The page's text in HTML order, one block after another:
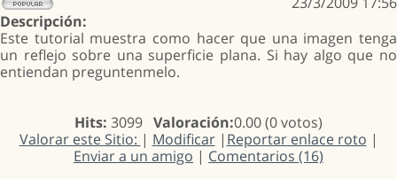
Descripción:
Este tutorial muestra como hacer que una imagen tenga
un reflejo sobre una superficie plana. Si hay algo que no
entiendan preguntenmelo.
Hits: 3099 Valoración:0.00 (0 votos)
Valorar este Sitio: | Modificar| Reportar enlace roto |
Enviar a un amigo | Comentarios (16)